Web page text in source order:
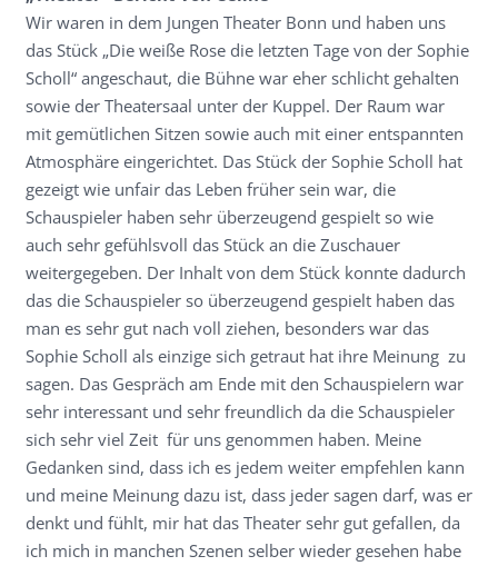
Wir waren in dem Jungen Theater Bonn und haben uns
das Stück „Die weiße Rose die letzten Tage von der Sophie
Scholl“ angeschaut, die Bühne war eher schlicht gehalten
sowie der Theatersaal unter der Kuppel. Der Raum war
mit gemütlichen Sitzen sowie auch mit einer entspannten
Atmosphäre eingerichtet. Das Stück der Sophie Scholl hat
gezeigt wie unfair das Leben früher sein war, die
Schauspieler haben sehr überzeugend gespielt so wie
auch sehr gefühlsvoll das Stück an die Zuschauer
weitergegeben. Der Inhalt von dem Stück konnte dadurch
das die Schauspieler so überzeugend gespielt haben das
man es sehr gut nach voll ziehen, besonders war das
Sophie Scholl als einzige sich getraut hat ihre Meinung zu
sagen. Das Gespräch am Ende mit den Schauspielern war
sehr interessant und sehr freundlich da die Schauspieler
sich sehr viel Zeit für uns genommen haben. Meine
Gedanken sind, dass ich es jedem weiter empfehlen kann
und meine Meinung dazu ist, dass jeder sagen darf, was er
denkt und fühlt, mir hat das Theater sehr gut gefallen, da
ich mich in manchen Szenen selber wieder gesehen habe